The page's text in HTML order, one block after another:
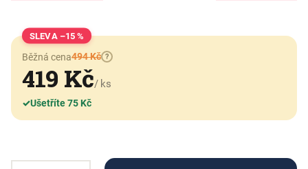
–15 %
Běžná cena494 Kč ?
419 Kč/ ks
✓Ušetříte 75 Kč